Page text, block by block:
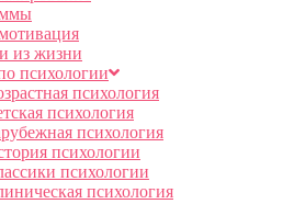
из жизни
психологии
психология
психология
психология
психологии
психологии
психология